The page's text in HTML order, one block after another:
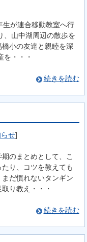
生が連合移動教室へ行
、山中湖周辺の散歩を
小の友達と親睦を深
を・・・
続きを読む
せ]
のまとめとして、こ
り、コツを教えても
だ慣れないタンギン
り教え・・・
続きを読む